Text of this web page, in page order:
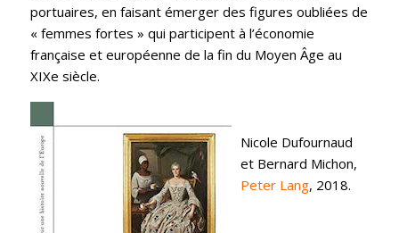
portuaires, en faisant émerger des figures oubliées de
« femmes fortes » qui participent à l’économie
française et européenne de la fin du Moyen Âge au
XIXe siècle.
Nicole Dufournaud
et Bernard Michon,
Peter Lang, 2018.